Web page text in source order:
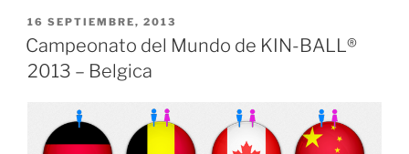
PUBLICADO
EL
16 SEPTIEMBRE, 2013
Campeonato del Mundo de KIN-BALL®
2013 – Belgica